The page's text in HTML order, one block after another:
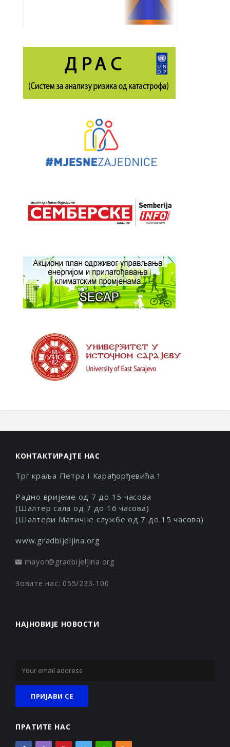
КОНТАКТИРАЈТЕ НАС
Трг краља Петра I Карађорђевића 1
Радно вријеме од 7 до 15 часова
(Шалтер сала од 7 до 16 часова)
(Шалтери Матичне службе од 7 до 15 часова)
www.gradbijeljina.org
mayor@gradbijeljina.org
Зовите нас: 055/233-100
НАЈНОВИЈЕ НОВОСТИ
ПРАТИТЕ НАС